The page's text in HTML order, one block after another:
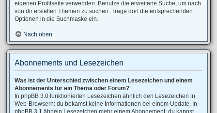
eigenen Profilseite verwenden. Benutze die erweiterte Suche, um nach
von dir erstellen Themen zu suchen. Trage dort die entsprechenden
Optionen in die Suchmaske ein.
Nach oben
Abonnements und Lesezeichen
Was ist der Unterschied zwischen einem Lesezeichen und einem
Abonnements für ein Thema oder Forum?
In phpBB 3.0 funktionierten Lesezeichen ähnlich den Lesezeichen in
Web-Browsern: du bekamst keine Informationen bei einem Update. In
phpBB 3.1 ähneln Lesezeichen mehr einem Abonnement: du kannst